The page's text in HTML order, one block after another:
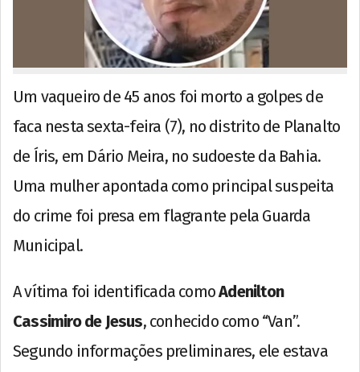
Um vaqueiro de 45 anos foi morto a golpes de
faca nesta sexta-feira (7), no distrito de Planalto
de Íris, em Dário Meira, no sudoeste da Bahia.
Uma mulher apontada como principal suspeita
do crime foi presa em flagrante pela Guarda
Municipal.
A vítima foi identificada comoAdenilton
Cassimiro de Jesus, conhecido como “Van”.
Segundo informações preliminares, ele estava